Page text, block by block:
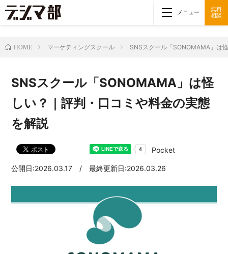
メニュー
無料
相談
HOME マーケティングスクール SNSスクール「SONOMAMA」は
SNSスクール「SONOMAMA」は怪
しい？｜評判・口コミや料金の実態
を解説
Pocket
公開日:2026.03.17 / 最終更新日:2026.03.26